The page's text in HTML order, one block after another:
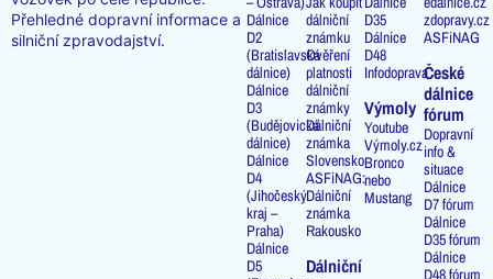
Přehledné dopravní informace a
silniční zpravodajství.
Dálnice
D2
(Bratislavská
dálnice)
Dálnice
D3
(Budějovická
dálnice)
Dálnice
D4
(Jihočeský
kraj –
Praha)
Dálnice
D5
dálniční
známku
Ověření
platnosti
dálniční
známky
Dálniční
známka
Slovensko
ASFiNAG:
Dálniční
známka
Rakousko
Dálniční
D35
Dálnice
D48
Infodoprava
Výmoly
Youtube
Výmoly.cz
Bronco
nebo
Mustang
zdopravy.cz
ASFiNAG
České
dálnice
fórum
Dopravní
info &
situace
Dálnice
D7 fórum
Dálnice
D35 fórum
Dálnice
D48 fórum